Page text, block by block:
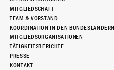
MITGLIEDSCHAFT
TEAM & VORSTAND
KOORDINATION IN DEN BUNDESLÄNDERN
MITGLIEDSORGANISATIONEN
TÄTIGKEITSBERICHTE
PRESSE
KONTAKT